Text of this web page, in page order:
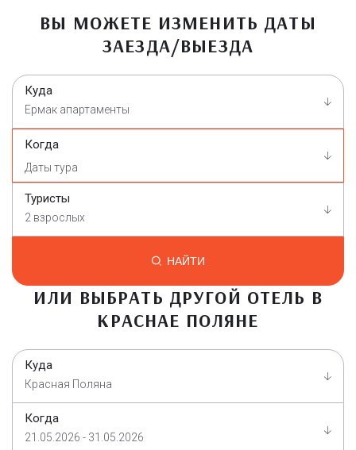
ВЫ МОЖЕТЕ ИЗМЕНИТЬ ДАТЫ
ЗАЕЗДА/ВЫЕЗДА
Куда
Ермак апартаменты
Когда
Туристы
2 взрослых
НАЙТИ
ИЛИ ВЫБРАТЬ ДРУГОЙ ОТЕЛЬ В
КРАСНАЕ ПОЛЯНЕ
Куда
Красная Поляна
Когда
21.05.2026 - 31.05.2026